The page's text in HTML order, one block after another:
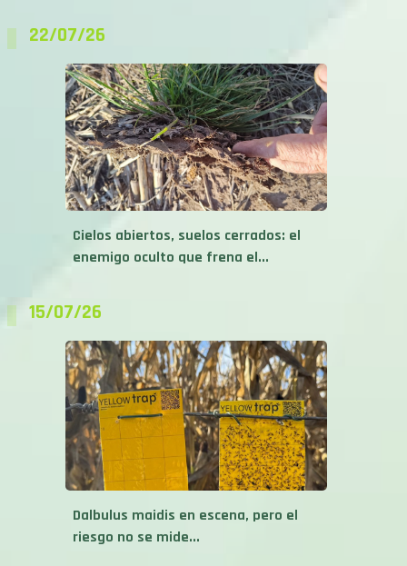
22/07/26
Cielos abiertos, suelos cerrados: el
enemigo oculto que frena el...
15/07/26
Dalbulus maidis en escena, pero el
riesgo no se mide...